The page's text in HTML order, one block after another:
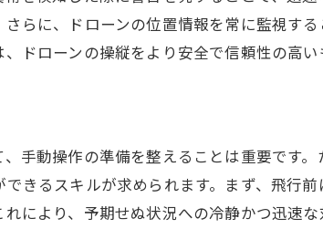
障害物回避のためのテクニック
自動操縦と手動操縦の使い分け
ーンの紛失を未然に防ぐための日常的なメ
プロペラとエンジンの点検方法
バッテリーの充電サイクル管理
らに、ドローンの位置情報を常に監視す
ドローンの操縦をより安全で信頼性の高い
手動操作の準備を整えることは重要です
きるスキルが求められます。まず、飛行
により、予期せぬ状況への冷静かつ迅速